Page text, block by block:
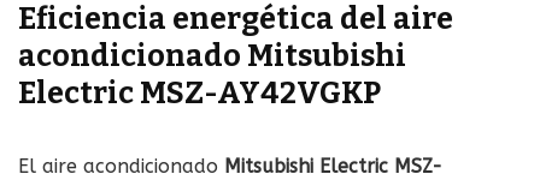
Eficiencia energética del aire
acondicionado Mitsubishi
Electric MSZ-AY42VGKP
El aire acondicionado Mitsubishi Electric MSZ-